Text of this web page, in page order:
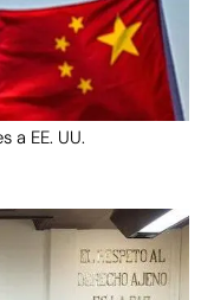
a EE. UU.